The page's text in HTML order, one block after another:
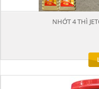
NHỚT 4 THÌ